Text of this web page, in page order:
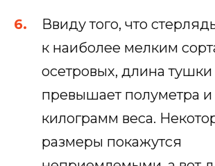
Ввиду того, что
к наиболее мелким
осетровых, длина тушки
превышает полуметра и
килограмм веса.
размеры покажутся